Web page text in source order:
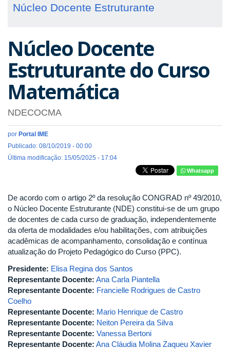
Núcleo Docente Estruturante
Núcleo Docente
Estruturante do Curso
Matemática
NDECOCMA
por Portal IME
Publicado: 08/10/2019 - 00:00
Última modificação: 15/05/2025 - 17:04
Whatsapp
De acordo com o artigo 2º da resolução CONGRAD nº 49/2010,
o Núcleo Docente Estruturante (NDE) constitui-se de um grupo
de docentes de cada curso de graduação, independentemente
da oferta de modalidades e/ou habilitações, com atribuições
acadêmicas de acompanhamento, consolidação e contínua
atualização do Projeto Pedagógico do Curso (PPC).
Presidente: Elisa Regina dos Santos
Representante Docente: Ana Carla Piantella
Representante Docente: Francielle Rodrigues de Castro
Coelho
Representante Docente: Mario Henrique de Castro
Representante Docente: Neiton Pereira da Silva
Representante Docente: Vanessa Bertoni
Representante Docente: Ana Cláudia Molina Zaqueu Xavier